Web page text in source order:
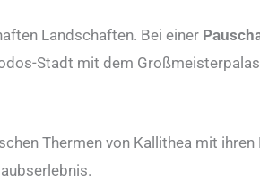
Landschaften. Bei einer
Stadt mit dem
Thermen von Kallithea mit